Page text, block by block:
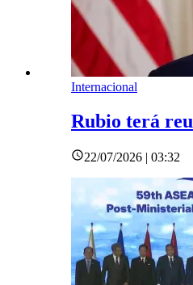
Internacional
Rubio terá
22/07/2026 | 03:32